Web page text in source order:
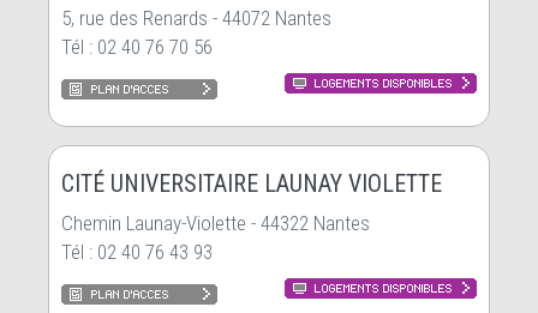
5, rue des Renards - 44072 Nantes
Tél : 02 40 76 70 56
CITÉ UNIVERSITAIRE LAUNAY VIOLETTE
Chemin Launay-Violette - 44322 Nantes
Tél : 02 40 76 43 93